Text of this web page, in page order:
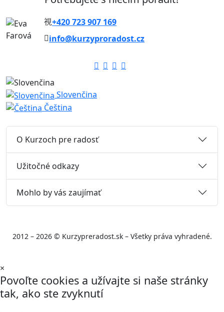
+420 723 907 169
info@kurzyproradost.cz
Slovenčina
Čeština
O Kurzoch pre radosť
Užitočné odkazy
Mohlo by vás zaujímať
2012 – 2026 © Kurzypreradost.sk – Všetky práva vyhradené.
×
Povoľte cookies a užívajte si naše stránky
tak, ako ste zvyknutí